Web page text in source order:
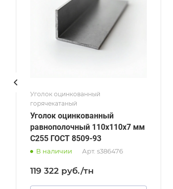
Уголок оцинкованный
горячекатаный
Уголок оцинкованный
равнополочный 110х110х7 мм
С255 ГОСТ 8509-93
В наличии Арт. s386476
119 322 руб./тн
125
Толщина, мм
Сплав / Марка стали
Оцинкованное